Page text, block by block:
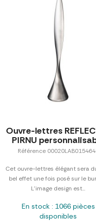
Ouvre-lettres
PIRNU
Référence
Cet ouvre-lettres élégant sera
bel effet une fois posé sur le
L'image design est...
En stock : 1066 pièces
disponibles